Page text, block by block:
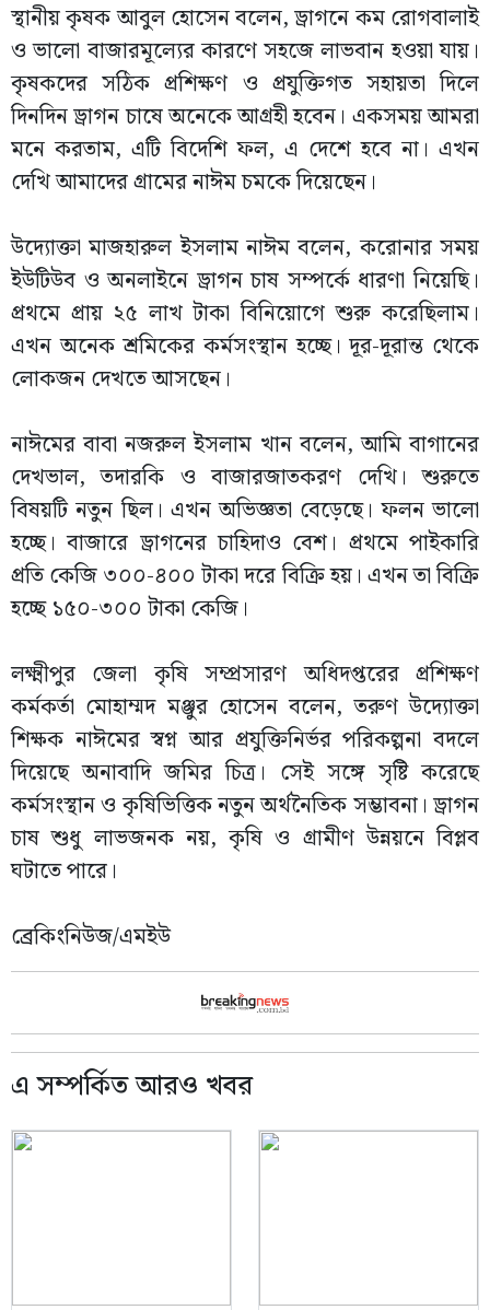
স্থানীয় কৃষক আবুল হোসেন বলেন, ড্রাগনে কম রোগবালাই
ও ভালো বাজারমূল্যের কারণে সহজে লাভবান হওয়া যায়।
কৃষকদের সঠিক প্রশিক্ষণ ও প্রযুক্তিগত সহায়তা দিলে
দিনদিন ড্রাগন চাষে অনেকে আগ্রহী হবেন। একসময় আমরা
মনে করতাম, এটি বিদেশি ফল, এ দেশে হবে না। এখন
দেখি আমাদের গ্রামের নাঈম চমকে দিয়েছেন।
উদ্যোক্তা মাজহারুল ইসলাম নাঈম বলেন, করোনার সময়
ইউটিউব ও অনলাইনে ড্রাগন চাষ সম্পর্কে ধারণা নিয়েছি।
প্রথমে প্রায় ২৫ লাখ টাকা বিনিয়োগে শুরু করেছিলাম।
এখন অনেক শ্রমিকের কর্মসংস্থান হচ্ছে। দূর-দূরান্ত থেকে
লোকজন দেখতে আসছেন।
নাঈমের বাবা নজরুল ইসলাম খান বলেন, আমি বাগানের
দেখভাল, তদারকি ও বাজারজাতকরণ দেখি। শুরুতে
বিষয়টি নতুন ছিল। এখন অভিজ্ঞতা বেড়েছে। ফলন ভালো
হচ্ছে। বাজারে ড্রাগনের চাহিদাও বেশ। প্রথমে পাইকারি
প্রতি কেজি ৩০০-৪০০ টাকা দরে বিক্রি হয়। এখন তা বিক্রি
হচ্ছে ১৫০-৩০০ টাকা কেজি।
লক্ষ্মীপুর জেলা কৃষি সম্প্রসারণ অধিদপ্তরের প্রশিক্ষণ
কর্মকর্তা মোহাম্মদ মঞ্জুর হোসেন বলেন, তরুণ উদ্যোক্তা
শিক্ষক নাঈমের স্বপ্ন আর প্রযুক্তিনির্ভর পরিকল্পনা বদলে
দিয়েছে অনাবাদি জমির চিত্র। সেই সঙ্গে সৃষ্টি করেছে
কর্মসংস্থান ও কৃষিভিত্তিক নতুন অর্থনৈতিক সম্ভাবনা। ড্রাগন
চাষ শুধু লাভজনক নয়, কৃষি ও গ্রামীণ উন্নয়নে বিপ্লব
ঘটাতে পারে।
ব্রেকিংনিউজ/এমইউ
এ সম্পর্কিত আরও খবর